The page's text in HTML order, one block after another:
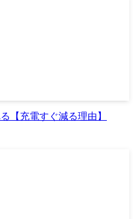
【充電すぐ減る理由】